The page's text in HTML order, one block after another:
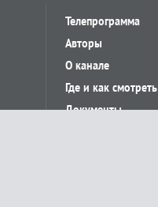
Телепрограмма
Авторы
О канале
Где и как смотреть
Документы